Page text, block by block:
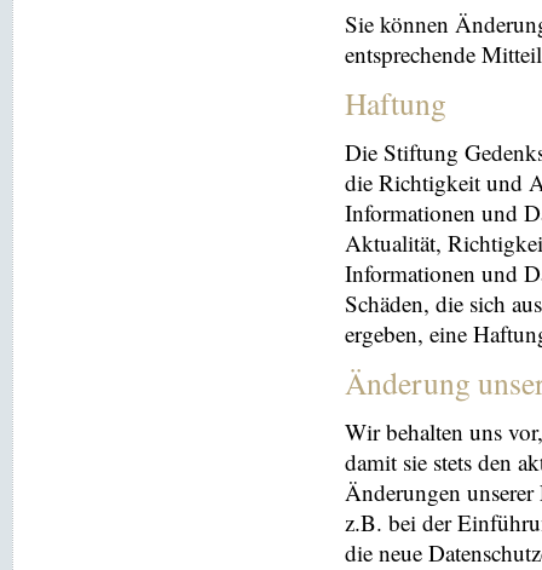
Sie können
entsprechende
Haftung
Die Stiftung
die Richtigkeit und
Informationen und
Aktualität,
Informationen und
Schäden, die sich
ergeben, eine
Änderung
Wir behalten uns
damit sie stets den
Änderungen
z.B. bei der
die neue